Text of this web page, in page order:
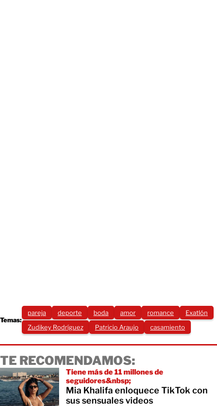
Temas:
pareja deporte boda amor romance
Exatlón
Zudikey Rodríguez
Patricio Araujo casamiento
TE RECOMENDAMOS:
Tiene más de 11 millones de
seguidores&nbsp;
Mia Khalifa enloquece TikTok con
sus sensuales videos